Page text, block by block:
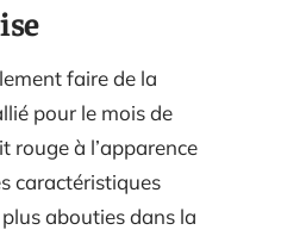
faire de la
pour le mois de
rouge à l’apparence
caractéristiques
abouties dans la